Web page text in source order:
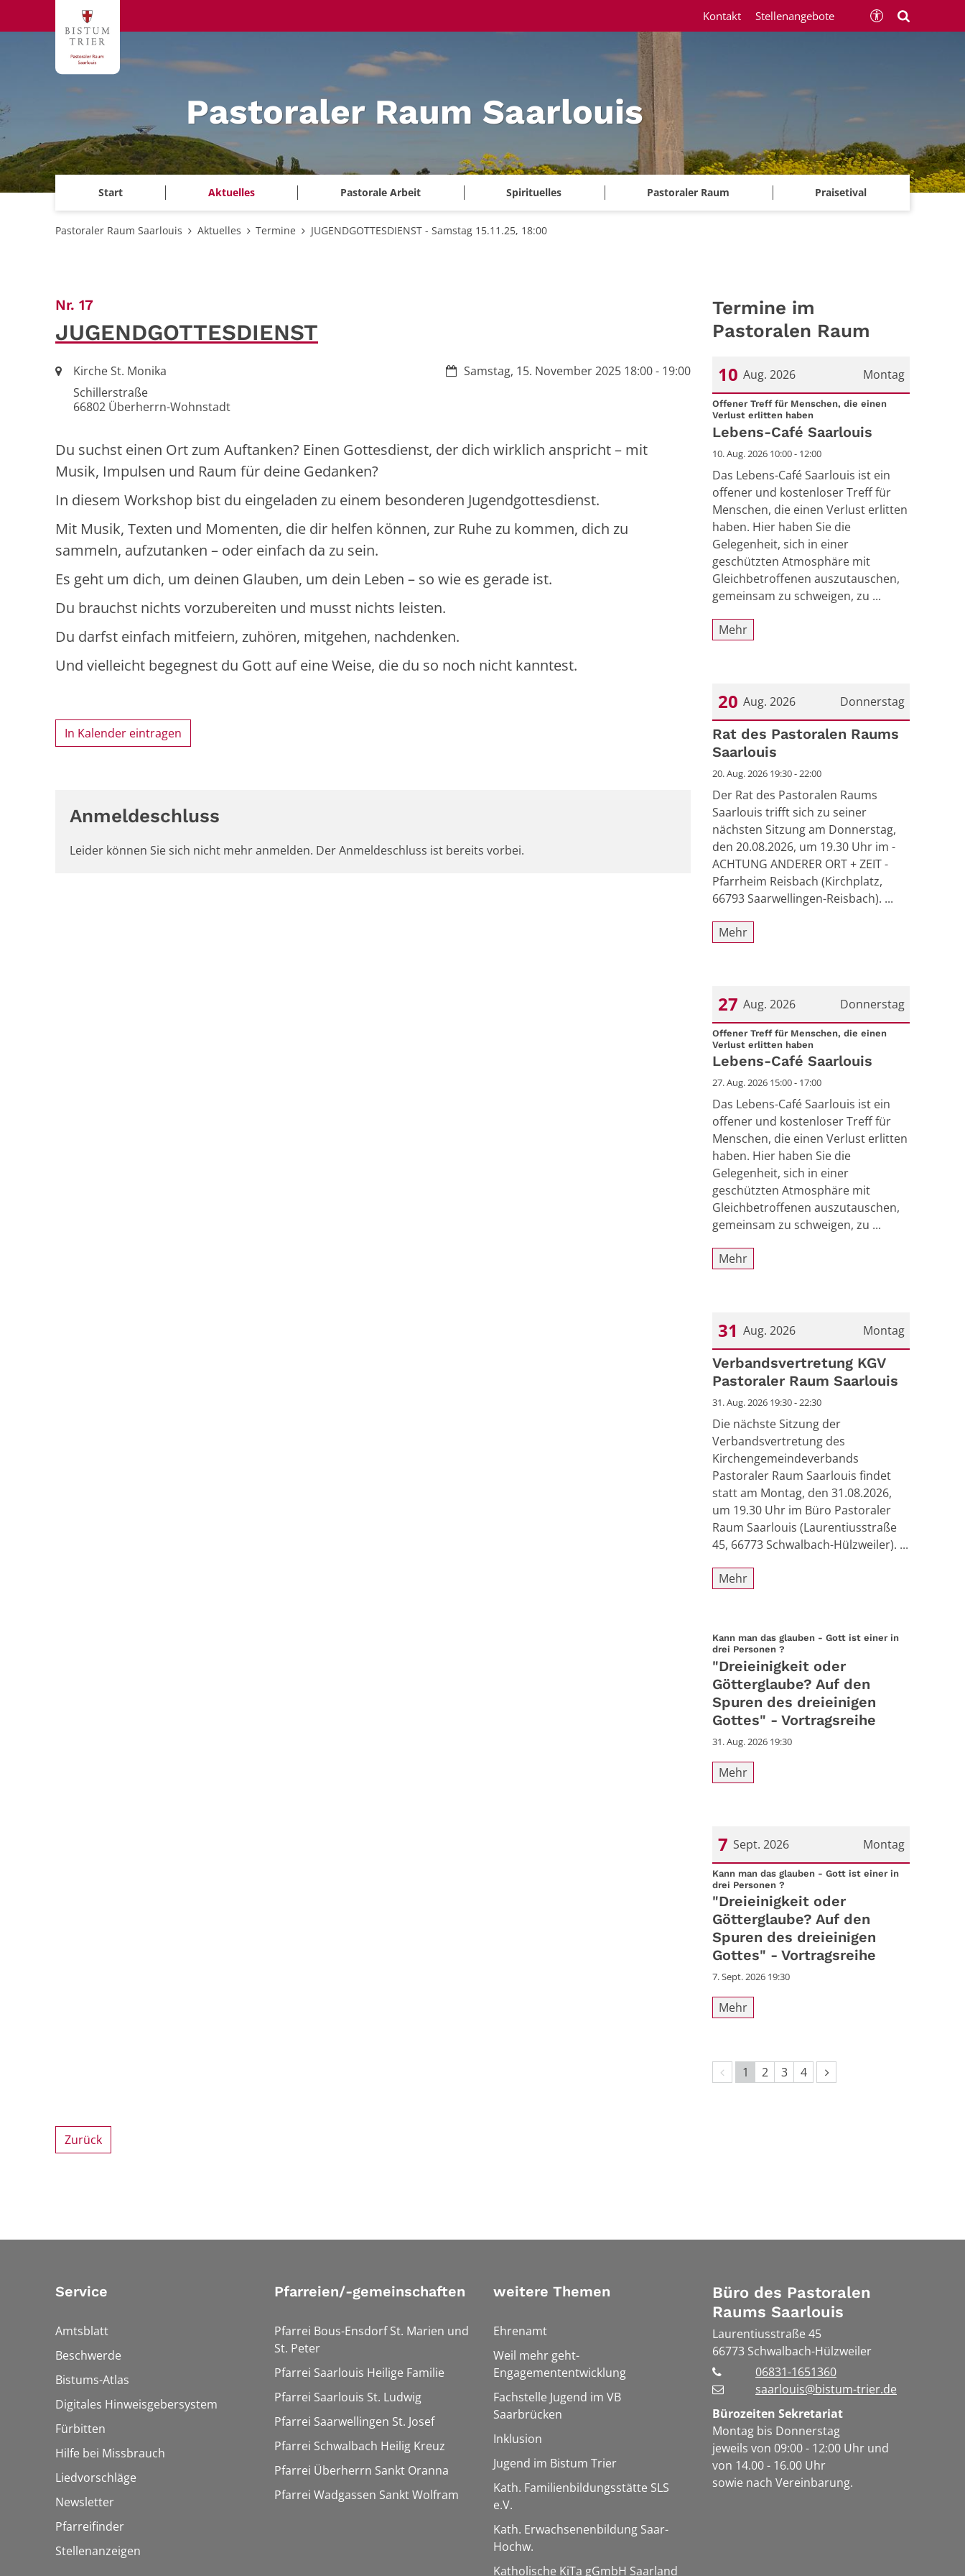
Zum Inhalt springen
Pastoraler Raum Saarlouis
Start Aktuelles Pastorale Arbeit Spirituelles Pastoraler Raum Praisetival
Kontakt Stellenangebote
Pastoraler Raum Saarlouis Aktuelles Termine JUGENDGOTTESDIENST - Samstag 15.11.25, 18:00
Nr. 17:
JUGENDGOTTESDIENST
Datum:
Samstag, 15. November 2025 18:00 - 19:00
Ort:Kirche St. Monika
Schillerstraße
66802 Überherrn-Wohnstadt
Du suchst einen Ort zum Auftanken? Einen Gottesdienst, der dich wirklich anspricht – mit
Musik, Impulsen und Raum für deine Gedanken?
In diesem Workshop bist du eingeladen zu einem besonderen Jugendgottesdienst.
Mit Musik, Texten und Momenten, die dir helfen können, zur Ruhe zu kommen, dich zu
sammeln, aufzutanken – oder einfach da zu sein.
Es geht um dich, um deinen Glauben, um dein Leben – so wie es gerade ist.
Du brauchst nichts vorzubereiten und musst nichts leisten.
Du darfst einfach mitfeiern, zuhören, mitgehen, nachdenken.
Und vielleicht begegnest du Gott auf eine Weise, die du so noch nicht kanntest.
In Kalender eintragen
Anmeldeschluss
Leider können Sie sich nicht mehr anmelden. Der Anmeldeschluss ist bereits vorbei.
Termine im
Pastoralen Raum
Montag
10 Aug. 2026
Datum: 10. August 2026
Offener Treff für Menschen, die einen
Verlust erlitten haben:
Lebens-Café Saarlouis
10. Aug. 2026 10:00 - 12:00
Das Lebens-Café Saarlouis ist ein
offener und kostenloser Treff für
Menschen, die einen Verlust erlitten
haben. Hier haben Sie die
Gelegenheit, sich in einer
geschützten Atmosphäre mit
Gleichbetroffenen auszutauschen,
gemeinsam zu schweigen, zu ...
Mehr
Donnerstag
20 Aug. 2026
Datum: 20. August 2026
Rat des Pastoralen Raums
Saarlouis
20. Aug. 2026 19:30 - 22:00
Der Rat des Pastoralen Raums
Saarlouis trifft sich zu seiner
nächsten Sitzung am Donnerstag,
den 20.08.2026, um 19.30 Uhr im -
ACHTUNG ANDERER ORT + ZEIT -
Pfarrheim Reisbach (Kirchplatz,
66793 Saarwellingen-Reisbach). ...
Mehr
Donnerstag
27 Aug. 2026
Datum: 27. August 2026
Offener Treff für Menschen, die einen
Verlust erlitten haben:
Lebens-Café Saarlouis
27. Aug. 2026 15:00 - 17:00
Das Lebens-Café Saarlouis ist ein
offener und kostenloser Treff für
Menschen, die einen Verlust erlitten
haben. Hier haben Sie die
Gelegenheit, sich in einer
geschützten Atmosphäre mit
Gleichbetroffenen auszutauschen,
gemeinsam zu schweigen, zu ...
Mehr
Montag
31 Aug. 2026
Datum: 31. August 2026
Verbandsvertretung KGV
Pastoraler Raum Saarlouis
31. Aug. 2026 19:30 - 22:30
Die nächste Sitzung der
Verbandsvertretung des
Kirchengemeindeverbands
Pastoraler Raum Saarlouis findet
statt am Montag, den 31.08.2026,
um 19.30 Uhr im Büro Pastoraler
Raum Saarlouis (Laurentiusstraße
45, 66773 Schwalbach-Hülzweiler). ...
Mehr
Kann man das glauben - Gott ist einer in
drei Personen ?
"Dreieinigkeit oder
Götterglaube? Auf den
Spuren des dreieinigen
Gottes" - Vortragsreihe
31. Aug. 2026 19:30
Mehr
Montag
7 Sept. 2026
Datum: 7. September 2026
Kann man das glauben - Gott ist einer in
drei Personen ?
"Dreieinigkeit oder
Götterglaube? Auf den
Spuren des dreieinigen
Gottes" - Vortragsreihe
7. Sept. 2026 19:30
Mehr
Vorherige Seite
1 2 3 4 Nächste Seite
Zurück
Service
Amtsblatt
Beschwerde
Bistums-Atlas
Digitales Hinweisgebersystem
Fürbitten
Hilfe bei Missbrauch
Liedvorschläge
Newsletter
Pfarreifinder
Stellenanzeigen
Pfarreien/-gemeinschaften
Pfarrei Bous-Ensdorf St. Marien und
St. Peter
Pfarrei Saarlouis Heilige Familie
Pfarrei Saarlouis St. Ludwig
Pfarrei Saarwellingen St. Josef
Pfarrei Schwalbach Heilig Kreuz
Pfarrei Überherrn Sankt Oranna
Pfarrei Wadgassen Sankt Wolfram
weitere Themen
Ehrenamt
Weil mehr geht-
Engagemententwicklung
Fachstelle Jugend im VB
Saarbrücken
Inklusion
Jugend im Bistum Trier
Kath. Familienbildungsstätte SLS
e.V.
Kath. Erwachsenenbildung Saar-
Hochw.
Katholische KiTa gGmbH Saarland
Büro des Pastoralen
Raums Saarlouis
Laurentiusstraße 45
66773 Schwalbach-Hülzweiler
06831-1651360
saarlouis@bistum-trier.de
Bürozeiten Sekretariat
Montag bis Donnerstag
jeweils von 09:00 - 12:00 Uhr und
von 14.00 - 16.00 Uhr
sowie nach Vereinbarung.